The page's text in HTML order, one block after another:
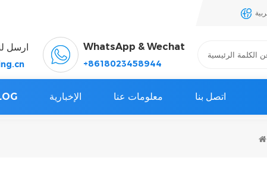
ارسل WhatsApp & Wechat
+8618023458944
الإخبارية معلومات عنا اتصل بنا